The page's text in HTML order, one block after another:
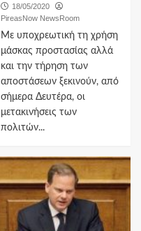
18/05/2020
PireasNow NewsRoom
Με υποχρεωτική τη χρήση
μάσκας προστασίας αλλά
και την τήρηση των
αποστάσεων ξεκινούν, από
σήμερα Δευτέρα, οι
μετακινήσεις των
πολιτών...